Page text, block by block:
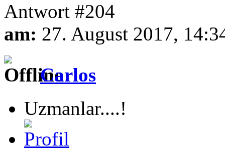
Antwort #204
am: 27. August 2017,
Carlos
Uzmanlar....!